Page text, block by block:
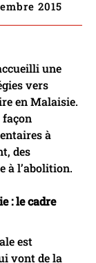
2015
une
vers
en Malaisie.
façon
à
des
à l’abolition.
: le cadre
est
vont de la